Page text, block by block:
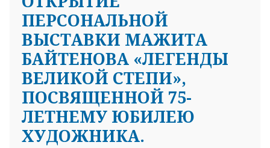
ПЕРСОНАЛЬНОЙ
ВЫСТАВКИ МАЖИТА
БАЙТЕНОВА «ЛЕГЕНДЫ
ВЕЛИКОЙ СТЕПИ»,
ПОСВЯЩЕННОЙ 75-
ЛЕТНЕМУ ЮБИЛЕЮ
ХУДОЖНИКА.